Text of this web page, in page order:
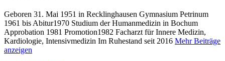
Geboren 31. Mai 1951 in Recklinghausen Gymnasium Petrinum
1961 bis Abitur1970 Studium der Humanmedizin in Bochum
Approbation 1981 Promotion1982 Facharzt für Innere Medizin,
Kardiologie, Intensivmedizin Im Ruhestand seit 2016 Mehr Beiträge
anzeigen